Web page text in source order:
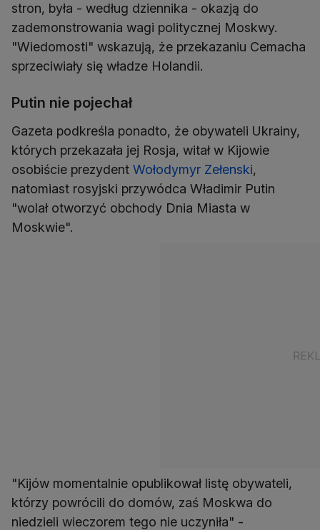
stron, była - według dziennika - okazją do
zademonstrowania wagi politycznej Moskwy.
"Wiedomosti" wskazują, że przekazaniu Cemacha
sprzeciwiały się władze Holandii.
Putin nie pojechał
Gazeta podkreśla ponadto, że obywateli Ukrainy,
których przekazała jej Rosja, witał w Kijowie
osobiście prezydent Wołodymyr Zełenski,
natomiast rosyjski przywódca Władimir Putin
"wolał otworzyć obchody Dnia Miasta w
Moskwie".
"Kijów momentalnie opublikował listę obywateli,
którzy powrócili do domów, zaś Moskwa do
niedzieli wieczorem tego nie uczyniła" -